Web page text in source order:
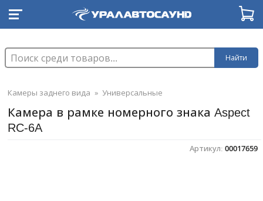
Найти
Камеры заднего вида » Универсальные
Камера в рамке номерного знака Aspect
RC-6A
Артикул: 00017659